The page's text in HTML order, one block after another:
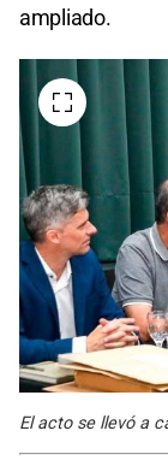
ampliado.
El acto se llevó a